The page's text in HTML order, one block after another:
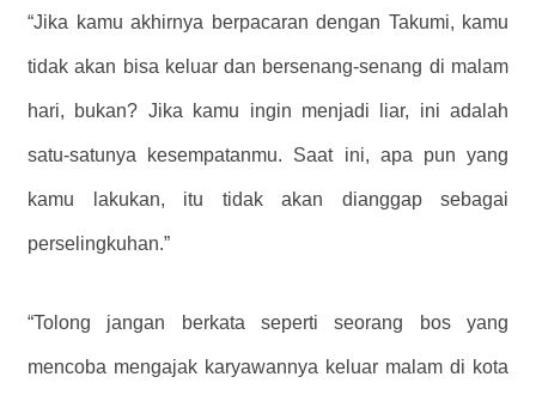
“Jika kamu akhirnya berpacaran dengan Takumi, kamu
tidak akan bisa keluar dan bersenang-senang di malam
hari, bukan? Jika kamu ingin menjadi liar, ini adalah
satu-satunya kesempatanmu. Saat ini, apa pun yang
kamu lakukan, itu tidak akan dianggap sebagai
perselingkuhan.”
“Tolong jangan berkata seperti seorang bos yang
mencoba mengajak karyawannya keluar malam di kota